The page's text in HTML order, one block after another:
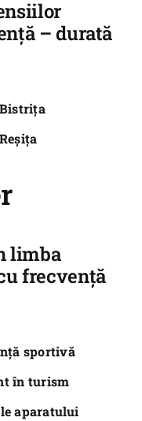
– durată
limba
frecvență
sportivă
în turism
aparatului